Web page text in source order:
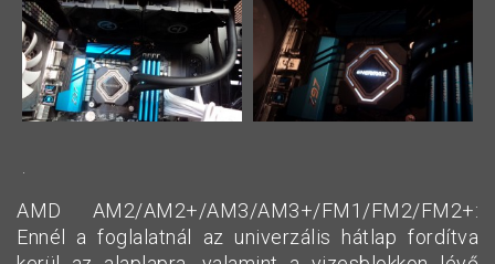
AMD AM2/AM2+/AM3/AM3+/FM1/FM2/FM2+:
Ennél a foglalatnál az univerzális hátlap fordítva